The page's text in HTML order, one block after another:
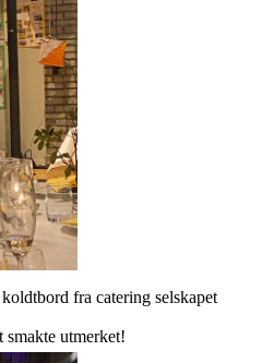
fra catering selskapet
utmerket!